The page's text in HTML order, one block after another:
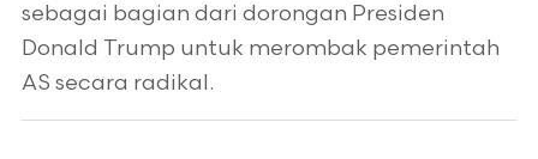
sebagai bagian dari dorongan Presiden
Donald Trump untuk merombak pemerintah
AS secara radikal.